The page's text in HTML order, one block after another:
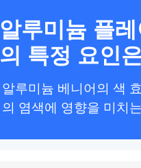
알루미늄 플
의 특정 요인
알루미늄 베니어의 색
의 염색에 영향을 미치